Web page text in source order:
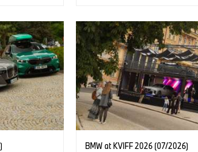
BMW at KVIFF 2026 (07/2026)